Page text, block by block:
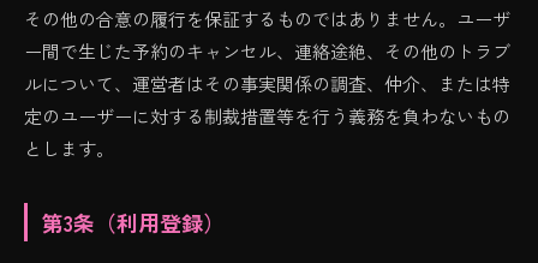
その他の合意の履行を保証するものではありません。ユーザ
ー間で生じた予約のキャンセル、連絡途絶、その他のトラブ
ルについて、運営者はその事実関係の調査、仲介、または特
定のユーザーに対する制裁措置等を行う義務を負わないもの
とします。
第3条（利用登録）